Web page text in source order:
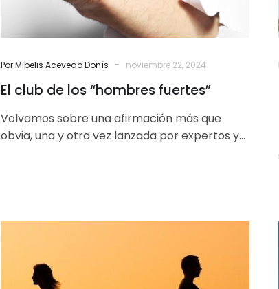
Por Mibelis Acevedo Donís - noviembre 22, 2024
El club de los “hombres fuertes”
Volvamos sobre una afirmación más que
obvia, una y otra vez lanzada por expertos y